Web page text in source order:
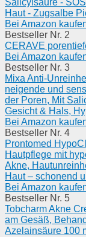
Salicylsäure -
Haut - Zugsalbe
Bei Amazon
Bestseller Nr. 2
CERAVE
Bei Amazon
Bestseller Nr. 3
Mixa Anti-
neigende und
der Poren, Mit
Gesicht & Hals,
Bei Amazon
Bestseller Nr. 4
Prontomed
Hautpflege mit
Akne,
Haut – schonend
Bei Amazon
Bestseller Nr. 5
Tobcharm Akne
am Gesäß,
Azelainsäure 100